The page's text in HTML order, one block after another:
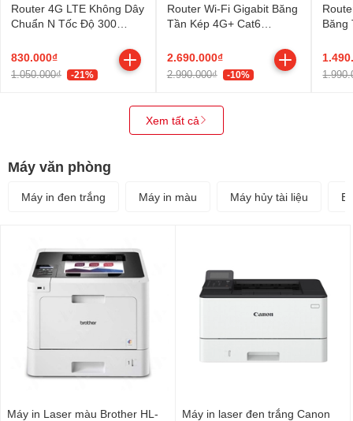
Router 4G LTE Không Dây
Chuẩn N Tốc Độ 300
4G
830.000₫
1.050.000₫ -21%
Router Wi-Fi Gigabit Băng
Tần Kép 4G+ Cat6
MR600
2.690.000₫
2.990.000₫ -10%
Băng
Xem tất cả
Máy văn phòng
Máy in đen trắng Máy in màu Máy hủy tài liệu
Máy in Laser màu Brother HL- Máy in laser đen trắng Canon